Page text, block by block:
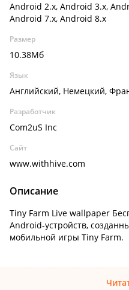
Android 2.x, Android 3.x,
Android 7.x, Android 8.x
Размер
10.38Мб
Язык
Английский, Немецкий,
Разработчик
Com2uS Inc
Сайт
www.withhive.com
Описание
Tiny Farm Live wallpaper
Android-устройств,
мобильной игры Tiny Farm.